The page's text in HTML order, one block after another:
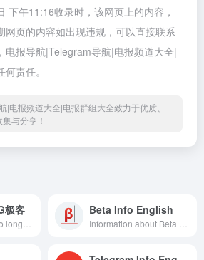
下午11:16收录时，该网页上的内容，
网页的内容如出现违规，可以直接联系
电报导航|Telegram导航|电报频道大全|
责任。
|电报频道大全|电报群组大全致力于优质、
与分享！
客 Beta Info English